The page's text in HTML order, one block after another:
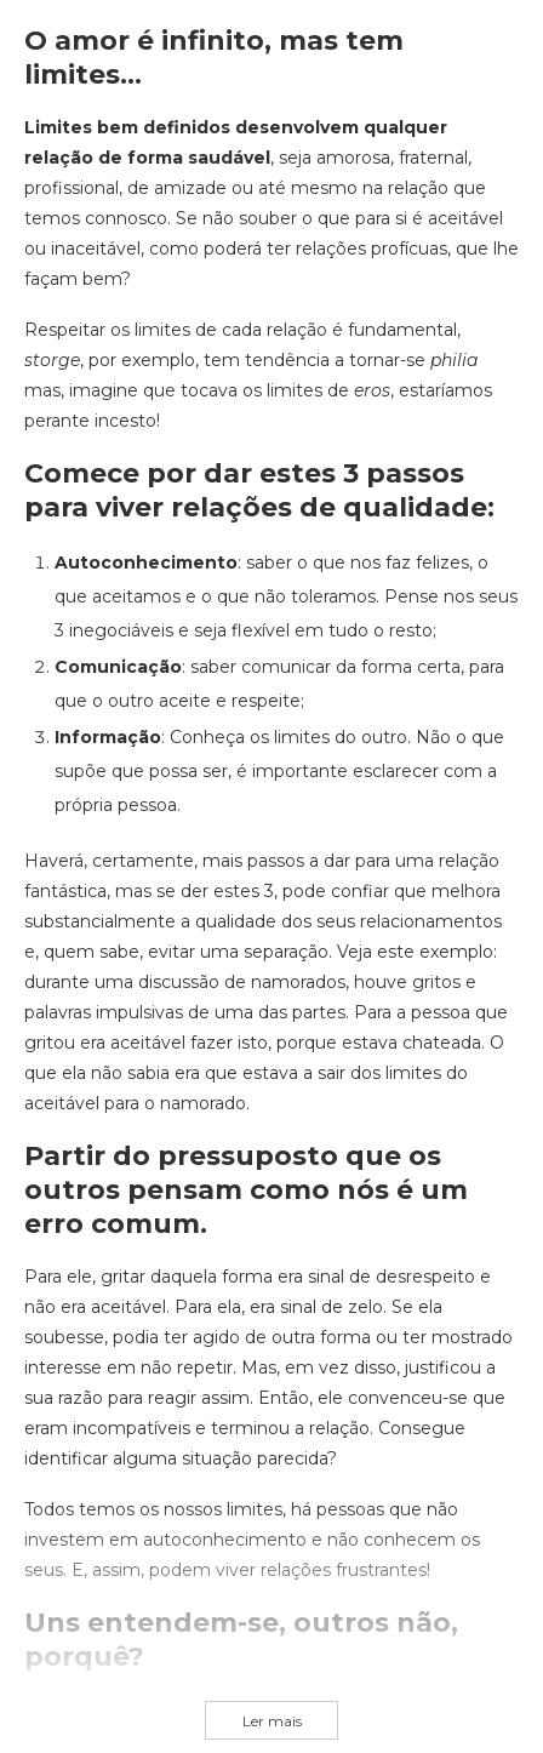
O amor é infinito, mas tem
limites…
Limites bem definidos desenvolvem qualquer
relação de forma saudável, seja amorosa, fraternal,
profissional, de amizade ou até mesmo na relação que
temos connosco. Se não souber o que para si é aceitável
ou inaceitável, como poderá ter relações profícuas, que lhe
façam bem?
Respeitar os limites de cada relação é fundamental,
storge, por exemplo, tem tendência a tornar-se philia
mas, imagine que tocava os limites de eros, estaríamos
perante incesto!
Comece por dar estes 3 passos
para viver relações de qualidade:
Autoconhecimento: saber o que nos faz felizes, o
que aceitamos e o que não toleramos. Pense nos seus
3 inegociáveis e seja flexível em tudo o resto;
Comunicação: saber comunicar da forma certa, para
que o outro aceite e respeite;
Informação: Conheça os limites do outro. Não o que
supõe que possa ser, é importante esclarecer com a
própria pessoa.
Haverá, certamente, mais passos a dar para uma relação
fantástica, mas se der estes 3, pode confiar que melhora
substancialmente a qualidade dos seus relacionamentos
e, quem sabe, evitar uma separação. Veja este exemplo:
durante uma discussão de namorados, houve gritos e
palavras impulsivas de uma das partes. Para a pessoa que
gritou era aceitável fazer isto, porque estava chateada. O
que ela não sabia era que estava a sair dos limites do
aceitável para o namorado.
Partir do pressuposto que os
outros pensam como nós é um
erro comum.
Para ele, gritar daquela forma era sinal de desrespeito e
não era aceitável. Para ela, era sinal de zelo. Se ela
soubesse, podia ter agido de outra forma ou ter mostrado
interesse em não repetir. Mas, em vez disso, justificou a
sua razão para reagir assim. Então, ele convenceu-se que
eram incompatíveis e terminou a relação. Consegue
identificar alguma situação parecida?
Todos temos os nossos limites, há pessoas que não
investem em autoconhecimento e não conhecem os
seus. E, assim, podem viver relações frustrantes!
Uns entendem-se, outros não,
porquê?
Ler mais